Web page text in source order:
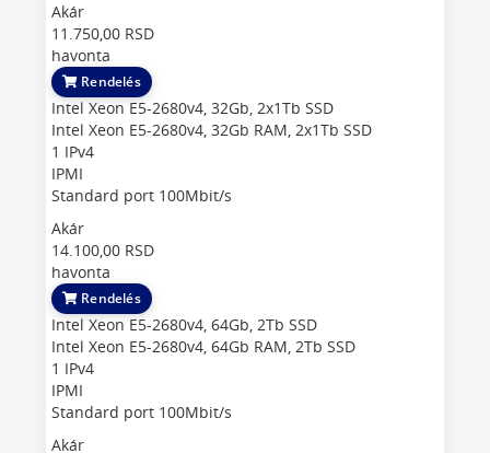
Akár
11.750,00 RSD
havonta
Rendelés
Intel Xeon E5-2680v4, 32Gb, 2x1Tb SSD
Intel Xeon E5-2680v4, 32Gb RAM, 2x1Tb SSD
1 IPv4
IPMI
Standard port 100Mbit/s
Akár
14.100,00 RSD
havonta
Rendelés
Intel Xeon E5-2680v4, 64Gb, 2Tb SSD
Intel Xeon E5-2680v4, 64Gb RAM, 2Tb SSD
1 IPv4
IPMI
Standard port 100Mbit/s
Akár